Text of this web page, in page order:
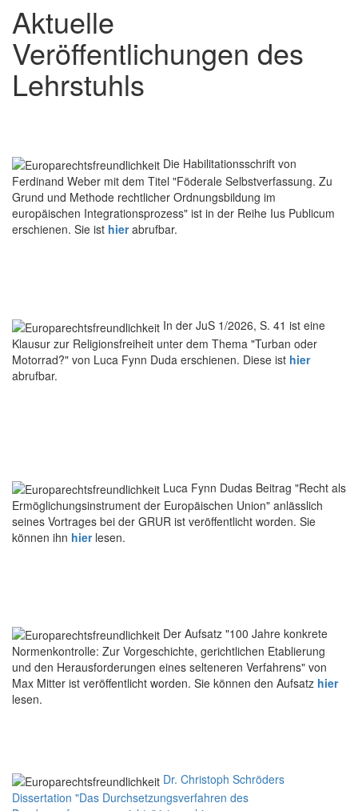
Aktuelle
Veröffentlichungen des
Lehrstuhls
Die Habilitationsschrift von
Ferdinand Weber mit dem Titel "Föderale Selbstverfassung. Zu
Grund und Methode rechtlicher Ordnungsbildung im
europäischen Integrationsprozess" ist in der Reihe Ius Publicum
erschienen. Sie ist hierabrufbar.
In der JuS 1/2026, S. 41 ist eine
Klausur zur Religionsfreiheit unter dem Thema "Turban oder
Motorrad?" von Luca Fynn Duda erschienen. Diese ist hier
abrufbar.
Luca Fynn Dudas Beitrag "Recht als
Ermöglichungsinstrument der Europäischen Union" anlässlich
seines Vortrages bei der GRUR ist veröffentlicht worden. Sie
können ihn hierlesen.
Der Aufsatz "100 Jahre konkrete
Normenkontrolle: Zur Vorgeschichte, gerichtlichen Etablierung
und den Herausforderungen eines selteneren Verfahrens" von
Max Mitter ist veröffentlicht worden. Sie können den Aufsatz hier
lesen.
Dr. Christoph Schröders
Dissertation "Das Durchsetzungsverfahren des